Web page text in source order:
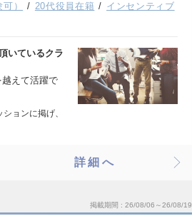
） 20代役員在籍
インセンティブ
いているクラ
越えて活躍で
ョンに掲げ、
詳細へ
掲載期間 26/08/06～26/08/19